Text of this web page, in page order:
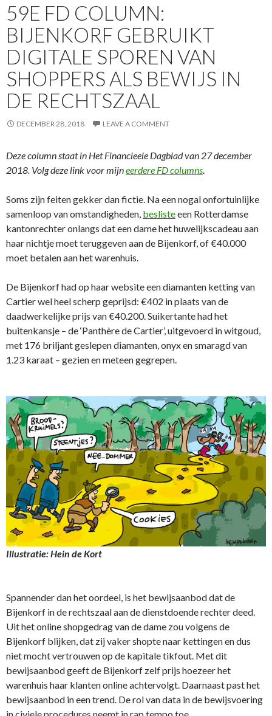
59E FD COLUMN:
BIJENKORF GEBRUIKT
DIGITALE SPOREN VAN
SHOPPERS ALS BEWIJS IN
DE RECHTSZAAL
DECEMBER 28, 2018 LEAVE A COMMENT
Deze column staat in Het Financieele Dagblad van 27 december
2018. Volg deze link voor mijneerdere FD columns.
Soms zijn feiten gekker dan fictie. Na een nogal onfortuinlijke
samenloop van omstandigheden, beslisteeen Rotterdamse
kantonrechter onlangs dat een dame het huwelijkscadeau aan
haar nichtje moet teruggeven aan de Bijenkorf, of €40.000
moet betalen aan het warenhuis.
De Bijenkorf had op haar website een diamanten ketting van
Cartier wel heel scherp geprijsd: €402 in plaats van de
daadwerkelijke prijs van €40.200. Suikertante had het
buitenkansje – de ‘Panthère de Cartier’, uitgevoerd in witgoud,
met 176 briljant geslepen diamanten, onyx en smaragd van
1.23 karaat – gezien en meteen gegrepen.
Illustratie: Hein de Kort
Spannender dan het oordeel, is het bewijsaanbod dat de
Bijenkorf in de rechtszaal aan de dienstdoende rechter deed.
Uit het online shopgedrag van de dame zou volgens de
Bijenkorf blijken, dat zij vaker shopte naar kettingen en dus
niet mocht vertrouwen op de kapitale tikfout. Met dit
bewijsaanbod geeft de Bijenkorf zelf prijs hoezeer het
warenhuis haar klanten online achtervolgt. Daarnaast past het
bewijsaanbod in een trend. De rol van data in de bewijsvoering
in civiele procedures neemt in rap tempo toe.